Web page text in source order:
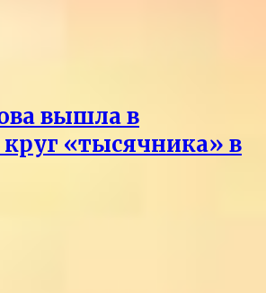
вышла в
«тысячника» в